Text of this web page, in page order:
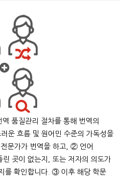
품질관리 절차를 통해 번역의
운 흐름 및 원어민 수준의 가독성을
문가가 번역을 하고, ② 언어
린 곳이 없는지, 또는 저자의 의도가
를 확인합니다. ③ 이후 해당 학문